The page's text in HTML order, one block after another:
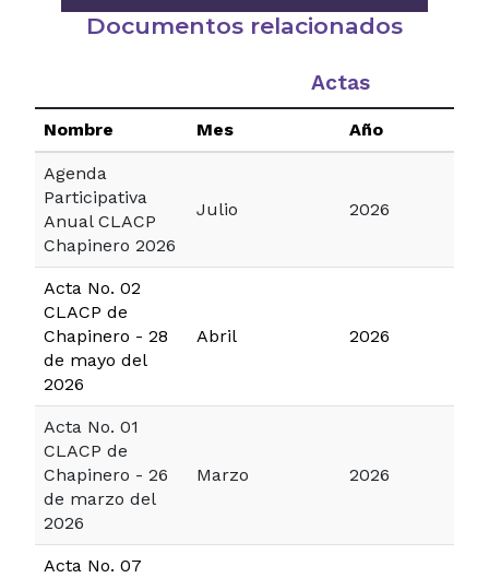
Documentos relacionados
Actas
Nombre Mes Año
Agenda
Participativa
Anual CLACP
Chapinero 2026
Julio 2026
Acta No. 02
CLACP de
Chapinero - 28
de mayo del
2026
Abril 2026
Acta No. 01
CLACP de
Chapinero - 26
de marzo del
2026
Marzo 2026
Acta No. 07